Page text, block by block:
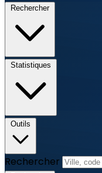
Rechercher
Statistiques
Outils
Rechercher